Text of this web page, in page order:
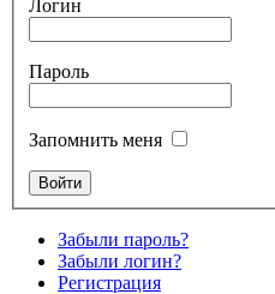
Логин
Пароль
Запомнить меня
Забыли пароль?
Забыли логин?
Регистрация